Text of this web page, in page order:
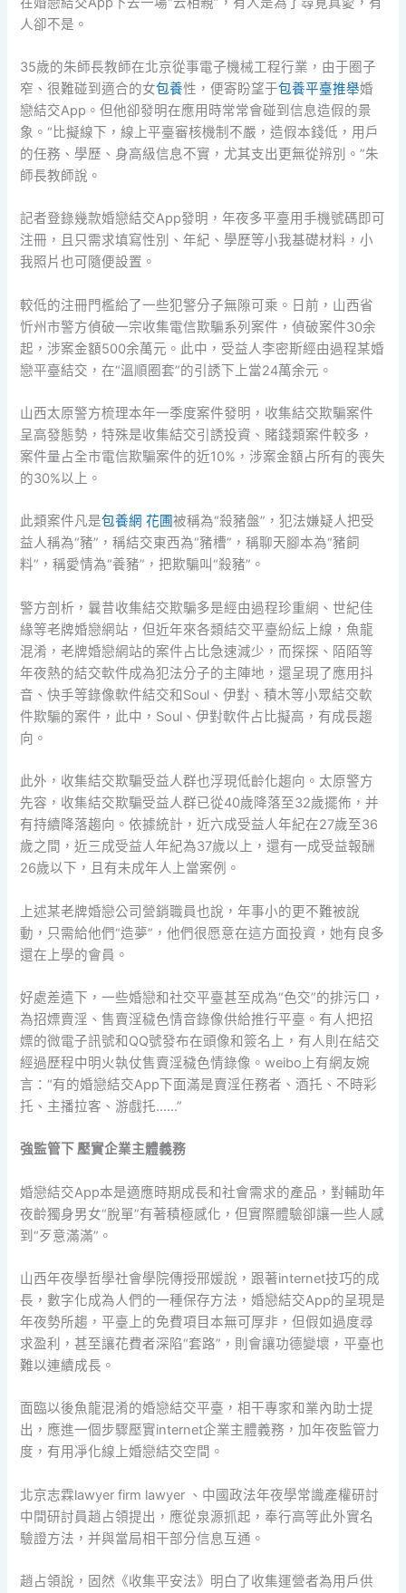
人卻不是。
35歲的朱師長教師在北京從事電子機械工程行業，由于圈子
窄、很難碰到適合的女包養性，便寄盼望于包養平臺推舉婚
戀結交App。但他卻發明在應用時常常會碰到信息造假的景
象。“比擬線下，線上平臺審核機制不嚴，造假本錢低，用戶
的任務、學歷、身高級信息不實，尤其支出更無從辨別。”朱
師長教師說。
記者登錄幾款婚戀結交App發明，年夜多平臺用手機號碼即可
注冊，且只需求填寫性別、年紀、學歷等小我基礎材料，小
我照片也可隨便設置。
較低的注冊門檻給了一些犯警分子無隙可乘。日前，山西省
忻州市警方偵破一宗收集電信欺騙系列案件，偵破案件30余
起，涉案金額500余萬元。此中，受益人李密斯經由過程某婚
戀平臺結交，在“溫順圈套”的引誘下上當24萬余元。
山西太原警方梳理本年一季度案件發明，收集結交欺騙案件
呈高發態勢，特殊是收集結交引誘投資、賭錢類案件較多，
案件量占全市電信欺騙案件的近10%，涉案金額占所有的喪失
的30%以上。
此類案件凡是包養網 花圃被稱為“殺豬盤”，犯法嫌疑人把受
益人稱為“豬”，稱結交東西為“豬槽”，稱聊天腳本為“豬飼
料”，稱愛情為“養豬”，把欺騙叫“殺豬”。
警方剖析，曩昔收集結交欺騙多是經由過程珍重網、世紀佳
緣等老牌婚戀網站，但近年來各類結交平臺紛紜上線，魚龍
混淆，老牌婚戀網站的案件占比急速減少，而探探、陌陌等
年夜熱的結交軟件成為犯法分子的主陣地，還呈現了應用抖
音、快手等錄像軟件結交和Soul、伊對、積木等小眾結交軟
件欺騙的案件，此中，Soul、伊對軟件占比擬高，有成長趨
向。
此外，收集結交欺騙受益人群也浮現低齡化趨向。太原警方
先容，收集結交欺騙受益人群已從40歲降落至32歲擺佈，并
有持續降落趨向。依據統計，近六成受益人年紀在27歲至36
歲之間，近三成受益人年紀為37歲以上，還有一成受益報酬
26歲以下，且有未成年人上當案例。
上述某老牌婚戀公司營銷職員也說，年事小的更不難被說
動，只需給他們“造夢”，他們很愿意在這方面投資，她有良多
還在上學的會員。
好處差遣下，一些婚戀和社交平臺甚至成為“色交”的排污口，
為招嫖賣淫、售賣淫穢色情音錄像供給推行平臺。有人把招
嫖的微電子訊號和QQ號發布在頭像和簽名上，有人則在結交
經過歷程中明火執仗售賣淫穢色情錄像。weibo上有網友婉
言：“有的婚戀結交App下面滿是賣淫任務者、酒托、不時彩
托、主播拉客、游戲托……”
強監管下 壓實企業主體義務
婚戀結交App本是適應時期成長和社會需求的產品，對輔助年
夜齡獨身男女“脫單”有著積極感化，但實際體驗卻讓一些人感
到“歹意滿滿”。
山西年夜學哲學社會學院傳授邢媛說，跟著internet技巧的成
長，數字化成為人們的一種保存方法，婚戀結交App的呈現是
年夜勢所趨，平臺上的免費項目本無可厚非，但假如過度尋
求盈利，甚至讓花費者深陷“套路”，則會讓功德變壞，平臺也
難以連續成長。
面臨以後魚龍混淆的婚戀結交平臺，相干專家和業內助士提
出，應進一個步驟壓實internet企業主體義務，加年夜監管力
度，有用凈化線上婚戀結交空間。
北京志霖lawyer firm lawyer 、中國政法年夜學常識產權研討
中間研討員趙占領提出，應從泉源抓起，奉行高等此外實名
驗證方法，并與當局相干部分信息互通。
趙占領說，固然《收集平安法》明白了收集運營者為用戶供